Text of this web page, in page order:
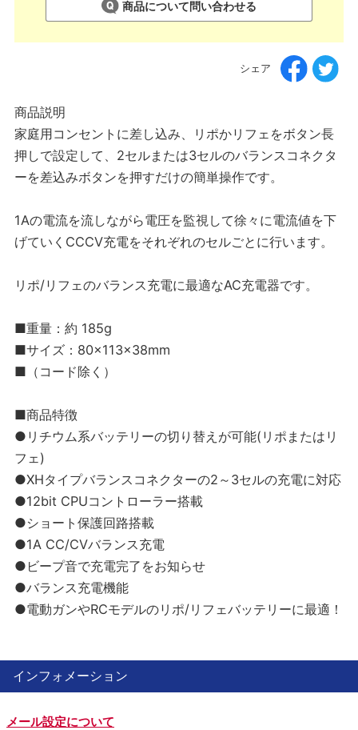
商品について問い合わせる
シェア
商品説明
家庭用コンセントに差し込み、リポかリフェをボタン長
押しで設定して、2セルまたは3セルのバランスコネクタ
ーを差込みボタンを押すだけの簡単操作です。
1Aの電流を流しながら電圧を監視して徐々に電流値を下
げていくCCCV充電をそれぞれのセルごとに行います。
リポ/リフェのバランス充電に最適なAC充電器です。
■重量：約 185g
■サイズ：80×113×38mm
■（コード除く）
■商品特徴
●リチウム系バッテリーの切り替えが可能(リポまたはリ
フェ)
●XHタイプバランスコネクターの2～3セルの充電に対応
●12bit CPUコントローラー搭載
●ショート保護回路搭載
●1A CC/CVバランス充電
●ビープ音で充電完了をお知らせ
●バランス充電機能
●電動ガンやRCモデルのリポ/リフェバッテリーに最適！
インフォメーション
メール設定について